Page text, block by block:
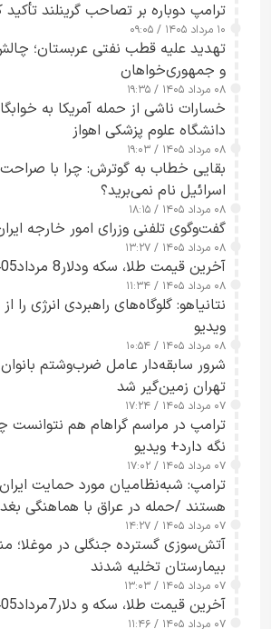
ترامپ دوباره بر تصاحب گرینلند تأکید
۱۰ مرداد ۱۴۰۵ / ۰۹:۰۵
تهدید علیه قطب نفتی عربستان؛
و جمهوری‌خواهان
۰۸ مرداد ۱۴۰۵ / ۱۹:۳۵
خسارات ناشی از حمله آمریکا به
دانشگاه علوم پزشکی اهواز
۰۸ مرداد ۱۴۰۵ / ۱۹:۰۳
بقایی خطاب به گوترش: چرا با صراحت
اسرائیل نام نمی‌برید؟
۰۸ مرداد ۱۴۰۵ / ۱۸:۱۵
گفت‌وگوی تلفنی وزرای امور خارجه
۰۸ مرداد ۱۴۰۵ / ۱۳:۲۷
آخرین قیمت طلا، سکه ودلار8 مرداد1405
۰۸ مرداد ۱۴۰۵ / ۱۱:۳۴
نتانیاهو: گلوگاه‌های راهبردی انرژی را
ویدیو
۰۸ مرداد ۱۴۰۵ / ۱۰:۵۴
شرور سابقه‌دار عامل ضرب‌وشتم
تهران زمین‌گیر شد
۰۷ مرداد ۱۴۰۵ / ۱۷:۲۴
ترامپ در مراسم گراهام هم نتوانست
نگه دارد+ ویدیو
۰۷ مرداد ۱۴۰۵ / ۱۷:۰۲
ترامپ: شبه‌نظامیان مورد حمایت
هستند /حمله در عراق با هماهنگی
۰۷ مرداد ۱۴۰۵ / ۱۴:۲۷
آتش‌سوزی گسترده جنگلی در موغلا؛
بیمارستان تخلیه شدند
۰۷ مرداد ۱۴۰۵ / ۱۳:۰۳
آخرین قیمت طلا، سکه و دلار7مرداد1405
۰۷ مرداد ۱۴۰۵ / ۱۱:۴۶